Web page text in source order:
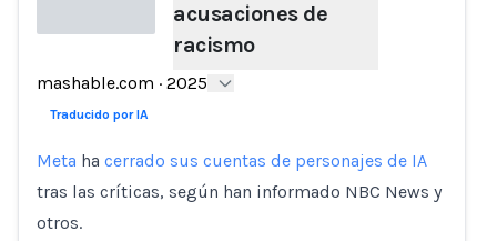
Loading...
acusaciones de
racismo
mashable.com · 2025
Traducido por IA
Meta ha cerrado sus cuentas de personajes de IA
tras las críticas, según han informado NBC News y
otros.